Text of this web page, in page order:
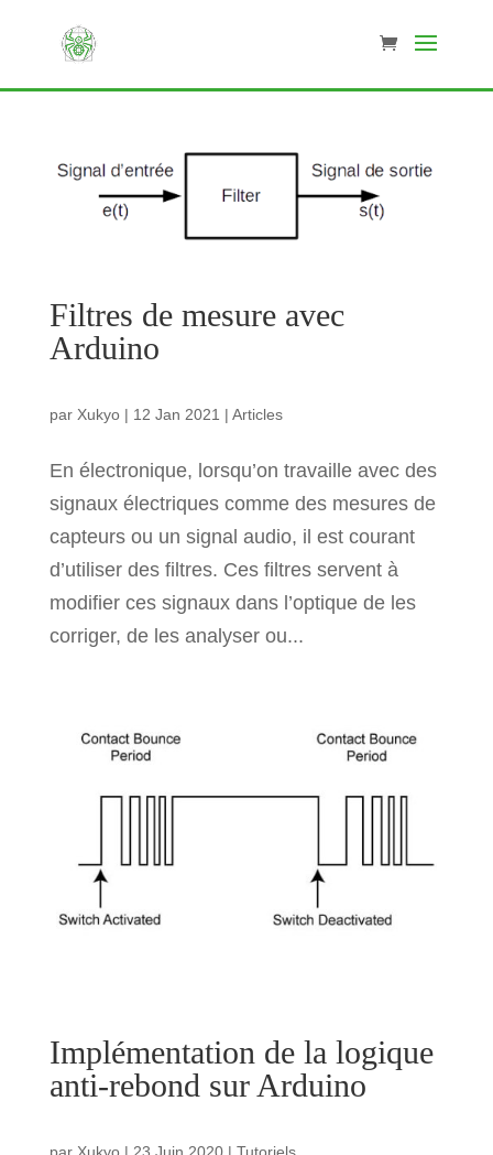
Filtres de mesure avec
Arduino
par Xukyo| 12 Jan 2021 | Articles
En électronique, lorsqu’on travaille avec des
signaux électriques comme des mesures de
capteurs ou un signal audio, il est courant
d’utiliser des filtres. Ces filtres servent à
modifier ces signaux dans l’optique de les
corriger, de les analyser ou...
Implémentation de la logique
anti-rebond sur Arduino